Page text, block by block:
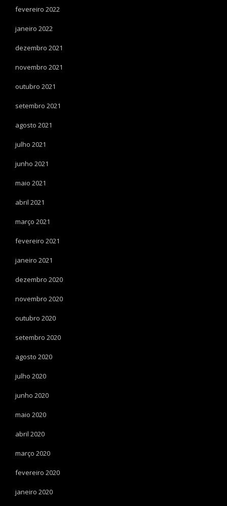
fevereiro 2022
janeiro 2022
dezembro 2021
novembro 2021
outubro 2021
setembro 2021
agosto 2021
julho 2021
junho 2021
maio 2021
abril 2021
março 2021
fevereiro 2021
janeiro 2021
dezembro 2020
novembro 2020
outubro 2020
setembro 2020
agosto 2020
julho 2020
junho 2020
maio 2020
abril 2020
março 2020
fevereiro 2020
janeiro 2020